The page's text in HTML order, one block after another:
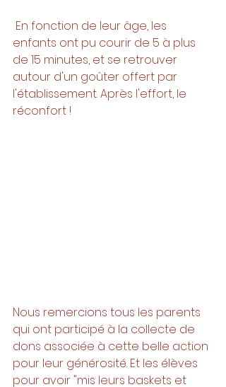
enfants ont pu courir de 5 à plus
de 15 minutes, et se retrouver
autour d'un goûter offert par
l'établissement. Après l'effort, le
réconfort !
Nous remercions tous les parents
qui ont participé à la collecte de
dons associée à cette belle action
pour leur générosité. Et les élèves
pour avoir "mis leurs baskets et